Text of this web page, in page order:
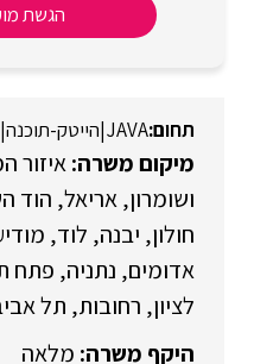
הגשת
JAVA
|הייטק-תוכנה|
איזור
ושומרון אריאל הוד
חולון יבנה לוד
אדומים נתניה פתח
לציון רחובות תל
מלאה